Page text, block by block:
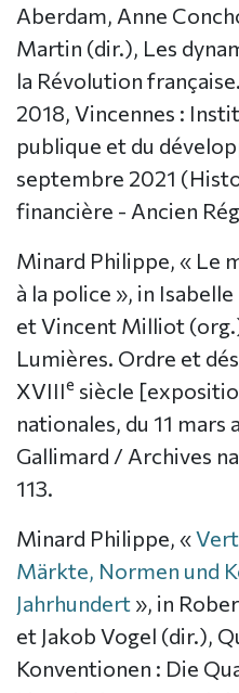
Aberdam, Anne
Martin (dir.), Les
la Révolution
2018, Vincennes :
publique et du
septembre 2021
financière - Ancien
Minard Philippe, « Le
à la police », in
et Vincent Milliot
Lumières. Ordre et
XVIIIe siècle
nationales, du 11 mars
Gallimard / Archives
113.
Minard Philippe, «
Märkte, Normen und
Jahrhundert », in
et Jakob Vogel (dir.),
Konventionen : Die